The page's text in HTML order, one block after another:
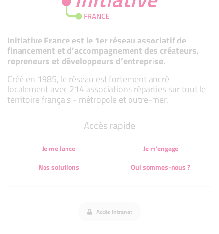
Initiative France est le 1er réseau associatif de
financement et d’accompagnement des créateurs,
repreneurs et développeurs d’entreprise.
Créé en 1985, le réseau est fortement ancré
localement avec 214 associations réparties sur tout le
territoire français - métropole et outre-mer.
Accès rapide
Je me lance
Je m'engage
Nos solutions
Qui sommes-nous ?
Accès intranet